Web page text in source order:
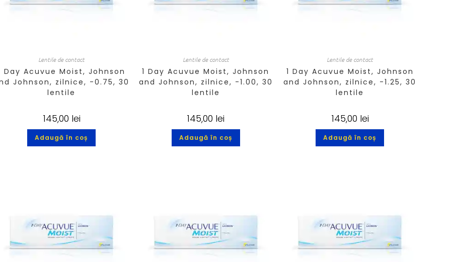
Lentile de contact
Day Acuvue Moist, Johnson
Johnson, zilnice, -0.75, 30
lentile
145,00 lei
Adaugă în coș
Lentile de contact
1 Day Acuvue Moist, Johnson
and Johnson, zilnice, -1.00, 30
lentile
145,00 lei
Adaugă în coș
Lentile de contact
1 Day Acuvue Moist, Johnson
and Johnson, zilnice, -1.25, 30
lentile
145,00 lei
Adaugă în coș